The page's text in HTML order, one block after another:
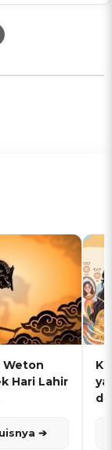
Weton
Hari Lahir
➔